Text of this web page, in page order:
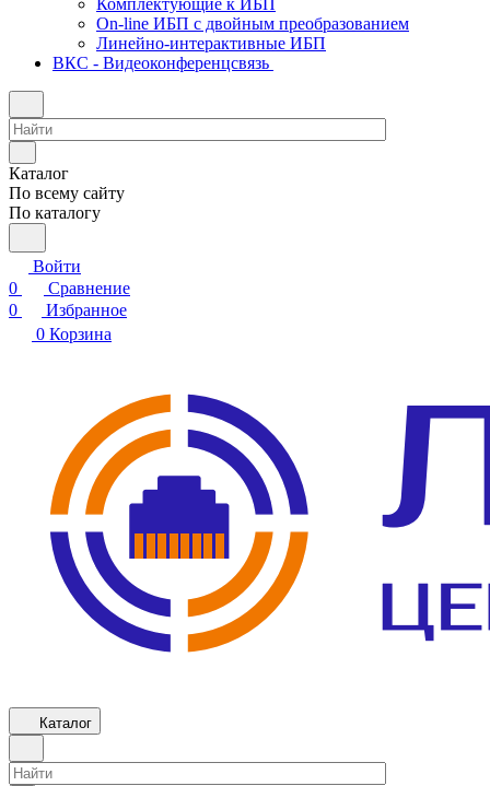
Комплектующие к ИБП
On-line ИБП с двойным преобразованием
Линейно-интерактивные ИБП
ВКС - Видеоконференцсвязь
Каталог
По всему сайту
По каталогу
Войти
0
Сравнение
0
Избранное
0 Корзина
Каталог